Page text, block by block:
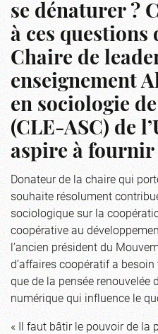
se dénaturer ?
à ces questions
Chaire de
enseignement
en sociologie
(CLE-ASC) de
aspire à fournir
Donateur de la chaire qui
souhaite résolument
sociologique sur la
coopérative au
l’ancien président du
d’affaires coopératif a
que de la pensée
numérique qui influence le
« Il faut bâtir le pouvoir de la